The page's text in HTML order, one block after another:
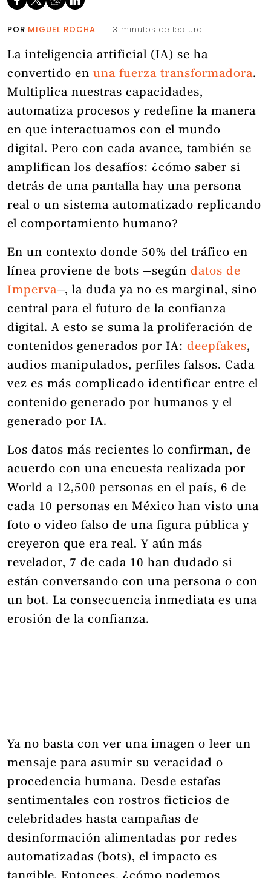
POR MIGUEL ROCHA 3 minutos de lectura
La inteligencia artificial (IA) se ha
convertido en una fuerza transformadora.
Multiplica nuestras capacidades,
automatiza procesos y redefine la manera
en que interactuamos con el mundo
digital. Pero con cada avance, también se
amplifican los desafíos: ¿cómo saber si
detrás de una pantalla hay una persona
real o un sistema automatizado replicando
el comportamiento humano?
En un contexto donde 50% del tráfico en
línea proviene de bots —según datos de
Imperva—, la duda ya no es marginal, sino
central para el futuro de la confianza
digital. A esto se suma la proliferación de
contenidos generados por IA: deepfakes,
audios manipulados, perfiles falsos. Cada
vez es más complicado identificar entre el
contenido generado por humanos y el
generado por IA.
Los datos más recientes lo confirman, de
acuerdo con una encuesta realizada por
World a 12,500 personas en el país, 6 de
cada 10 personas en México han visto una
foto o video falso de una figura pública y
creyeron que era real. Y aún más
revelador, 7 de cada 10 han dudado si
están conversando con una persona o con
un bot. La consecuencia inmediata es una
erosión de la confianza.
Ya no basta con ver una imagen o leer un
mensaje para asumir su veracidad o
procedencia humana. Desde estafas
sentimentales con rostros ficticios de
celebridades hasta campañas de
desinformación alimentadas por redes
automatizadas (bots), el impacto es